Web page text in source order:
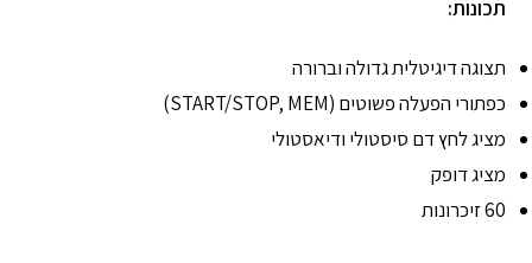
תכונות:
תצוגה דיגיטלית גדולה וברורה
כפתורי הפעלה פשוטים (START/STOP, MEM)
מציג לחץ דם סיסטולי ודיאסטולי
מציג דופק
60 זיכרונות